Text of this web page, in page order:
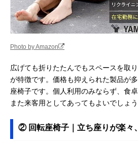
Photo by Amazon
広げても折りたたんでもスペースを取
が特徴です。価格も抑えられた製品が
座椅子です。個人利用のみならず、食
また来客用としてあってもよいでしょう
② 回転座椅子｜立ち座りが楽々